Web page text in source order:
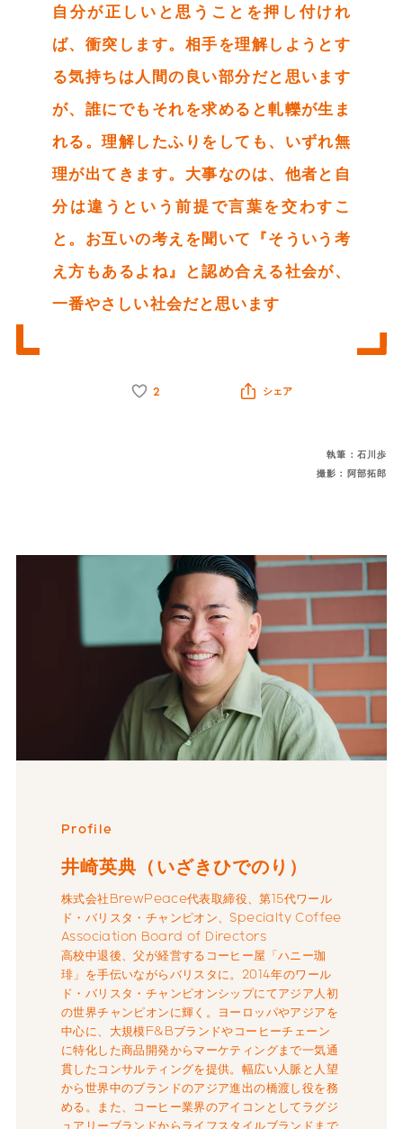
自分が正しいと思うことを押し付けれ
ば、衝突します。相手を理解しようとす
る気持ちは人間の良い部分だと思います
が、誰にでもそれを求めると軋轢が生ま
れる。理解したふりをしても、いずれ無
理が出てきます。大事なのは、他者と自
分は違うという前提で言葉を交わすこ
と。お互いの考えを聞いて『そういう考
え方もあるよね』と認め合える社会が、
一番やさしい社会だと思います
2 シェア
執筆：石川歩
撮影：阿部拓郎
Profile
井崎英典（いざきひでのり）
株式会社BrewPeace代表取締役、第15代ワール
ド・バリスタ・チャンピオン、Specialty Coffee
Association Board of Directors
高校中退後、父が経営するコーヒー屋「ハニー珈
琲」を手伝いながらバリスタに。2014年のワール
ド・バリスタ・チャンピオンシップにてアジア人初
の世界チャンピオンに輝く。ヨーロッパやアジアを
中心に、大規模F&Bブランドやコーヒーチェーン
に特化した商品開発からマーケティングまで一気通
貫したコンサルティングを提供。幅広い人脈と人望
から世界中のブランドのアジア進出の橋渡し役を務
める。また、コーヒー業界のアイコンとしてラグジ
ュアリーブランドからライフスタイルブランドまで